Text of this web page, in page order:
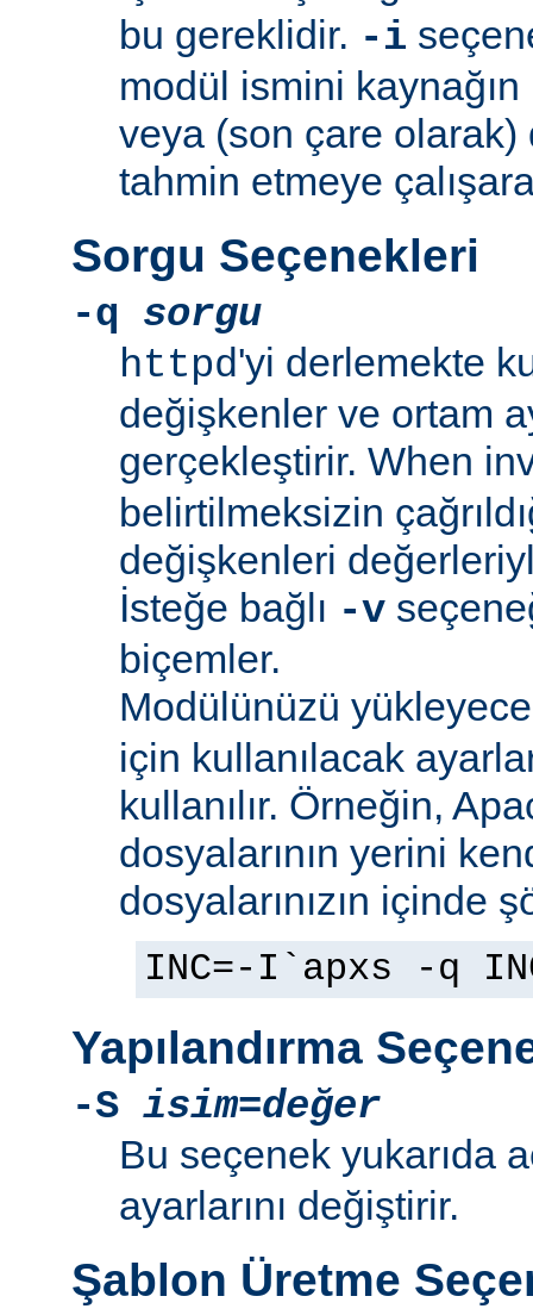
bu gereklidir. -i
modül ismini
veya (son çare
tahmin etmeye
Sorgu Seçenekleri
-q
sorgu
httpd'yi derlemekte
değişkenler ve ortam
gerçekleştirir. When
belirtilmeksizin
değişkenleri
İsteğe bağlı -v
biçemler.
Modülünüzü
için kullanılacak
kullanılır. Örneğin,
dosyalarının yerini
dosyalarınızın içinde
INC=-I`apxs -q
Yapılandırma
-S isim=değer
Bu seçenek yukarıda
ayarlarını değiştirir.
Şablon Üretme